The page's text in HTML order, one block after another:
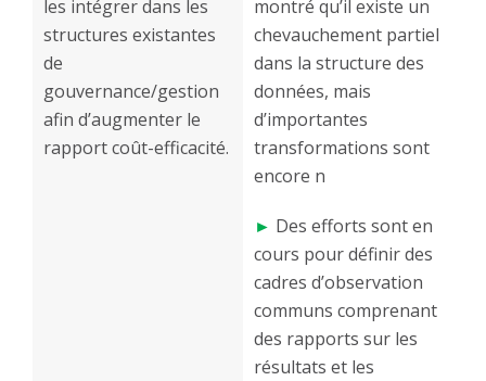
les intégrer dans les
structures existantes
de
gouvernance/gestion
afin d’augmenter le
rapport coût-efficacité.
montré qu’il existe un
chevauchement partiel
dans la structure des
données, mais
d’importantes
transformations sont
encore n
► Des efforts sont en
cours pour définir des
cadres d’observation
communs comprenant
des rapports sur les
résultats et les